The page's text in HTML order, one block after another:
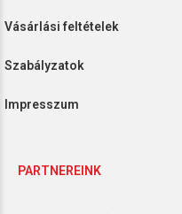
feltételek
PARTNEREINK